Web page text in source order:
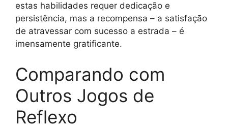
estas habilidades requer dedicação e
persistência, mas a recompensa – a satisfação
de atravessar com sucesso a estrada – é
imensamente gratificante.
Comparando com
Outros Jogos de
Reflexo